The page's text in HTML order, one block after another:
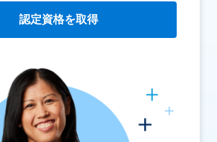
認定資格を取得